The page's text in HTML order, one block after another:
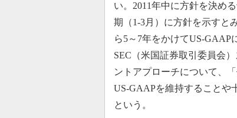
い。2011年中に方針を決め
期（1-3月）に方針を示すと
ら5～7年をかけてUS-GAAP
SEC（米国証券取引委員会
ントアプローチについて、
US-GAAPを維持することや
という。